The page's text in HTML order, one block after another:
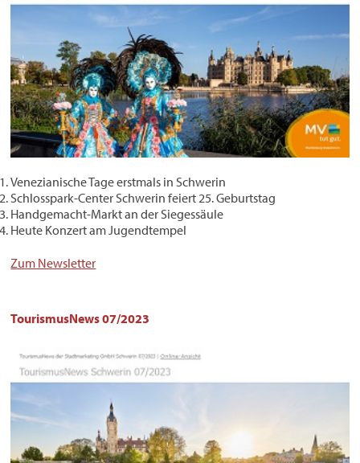
Venezianische Tage erstmals in Schwerin
Schlosspark-Center Schwerin feiert 25. Geburtstag
Handgemacht-Markt an der Siegessäule
Heute Konzert am Jugendtempel
Zum Newsletter
TourismusNews 07/2023